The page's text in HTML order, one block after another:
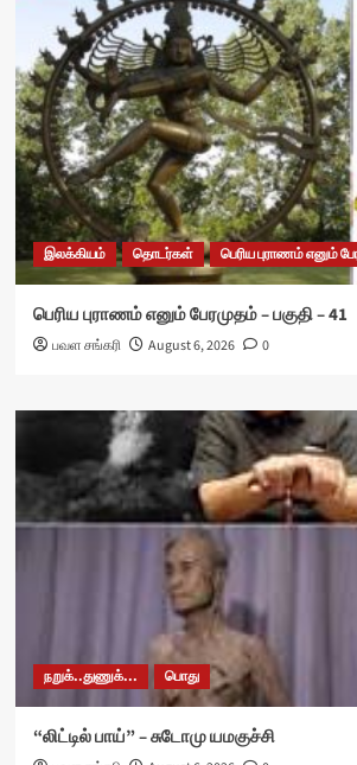
இலக்கியம் தொடர்கள் பெரிய புராணம் எனும்
பெரிய புராணம் எனும் பேரமுதம் – பகுதி – 41
பவள சங்கரி August 6, 2026 0
நறுக்..துணுக்... பொது
“லிட்டில் பாய்” – சுடோமு யமகுச்சி